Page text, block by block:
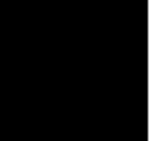
película Conrack